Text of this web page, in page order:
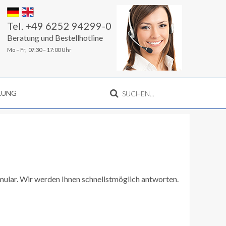
Tel. +49 6252 94299-0
Beratung und Bestellhotline
Mo – Fr, 07:30 – 17:00 Uhr
Wir werden Ihnen schnellstmöglich antworten.